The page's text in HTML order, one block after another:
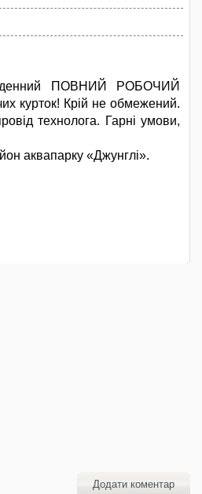
денний ПОВНИЙ РОБОЧИЙ
курток! Крій не обмежений.
технолога. Гарні умови,
аквапарку «Джунглі».
Додати коментар